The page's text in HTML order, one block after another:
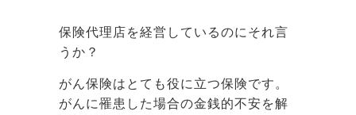
保険代理店を経営しているのにそれ言
うか？
がん保険はとても役に立つ保険です。
がんに罹患した場合の金銭的不安を解